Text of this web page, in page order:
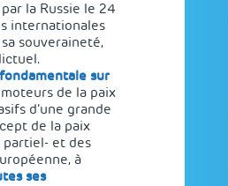
la Russie le 24
internationales
souveraineté,
sur
de la paix
d’une grande
de la paix
partiel- et des
à
ses